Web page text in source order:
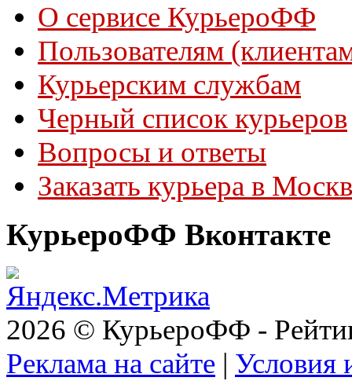
О сервисе КурьероФФ
Пользователям
Курьерским службам
Черный список курьеров
Вопросы и ответы
Заказать курьера в
КурьероФФ Вконтакте
2026 © КурьероФФ -
Реклама на сайте | Условия